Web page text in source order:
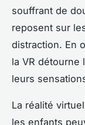
souffrant de
reposent sur
distraction. En
la VR détourne
leurs
La réalité
les enfants